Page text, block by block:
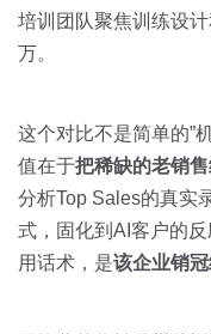
培训团队聚焦训练设
万。
这个对比不是简单的”
值在于把稀缺的老销
分析Top Sales的真实
式，固化到AI客户的
用话术，是该企业销